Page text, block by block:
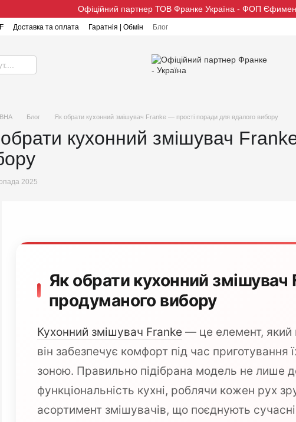
Офіційний партнер ТОВ Франке Україна - ФОП
Доставка та оплата Гаратнія | Обмін Блог
Блог Як обрати кухонний змішувач Franke — прості поради для вдалого вибору
кухонний змішувач
2025
Як обрати кухонний змішувач
продуманого вибору
Кухонний змішувач Franke — це елемент, який
він забезпечує комфорт під час
зоною. Правильно підібрана модель не лише
функціональність кухні, роблячи кожен рух
асортимент змішувачів, що поєднують